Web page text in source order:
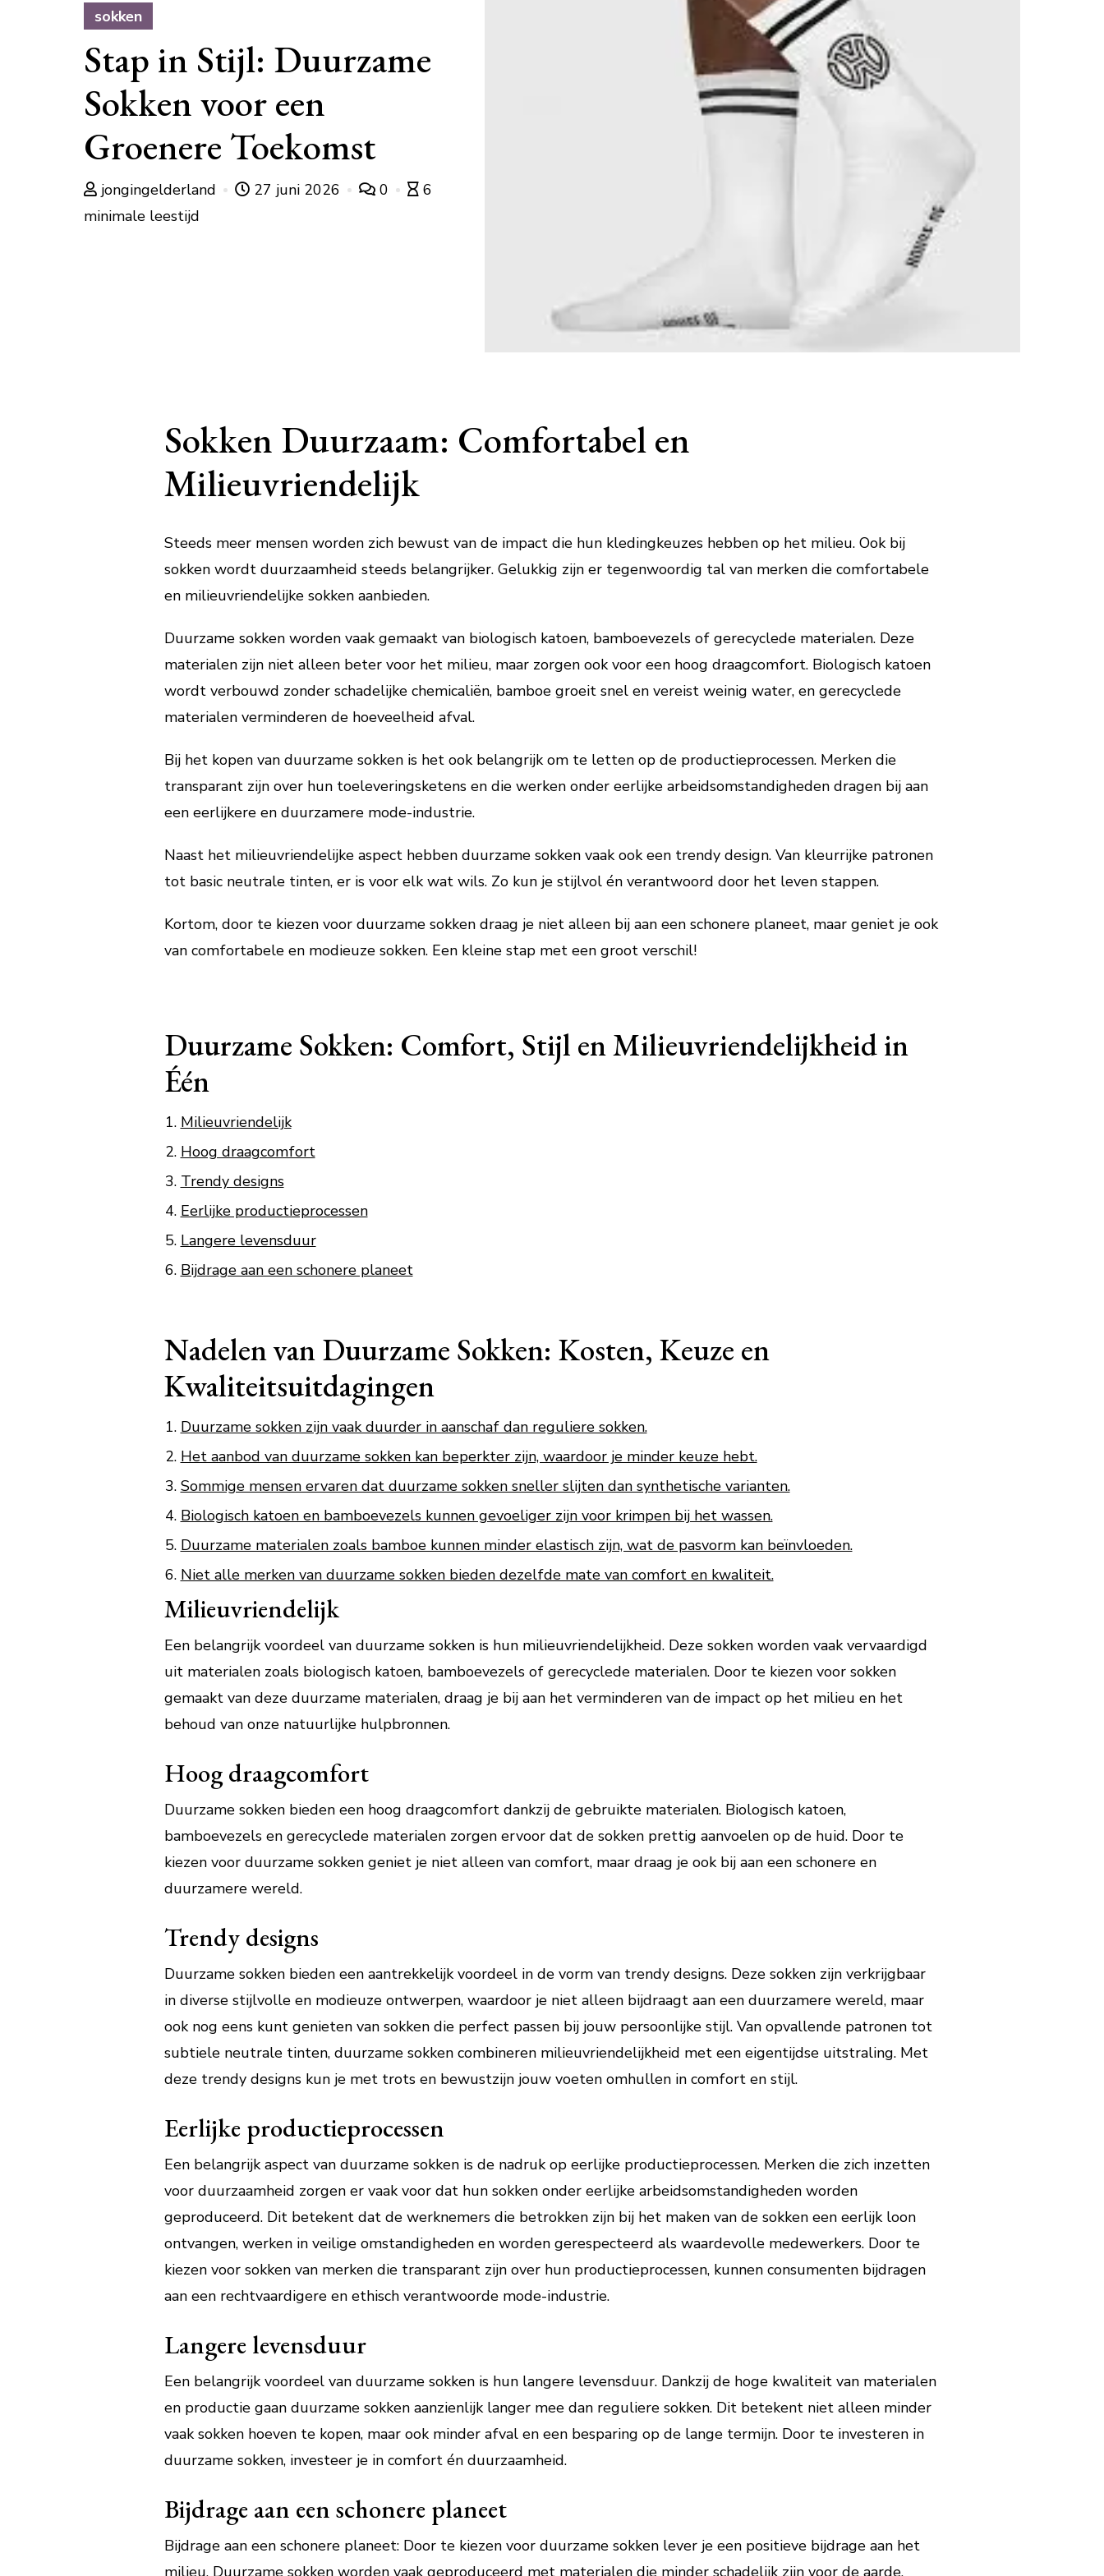
sokken
Stap in Stijl: Duurzame
Sokken voor een
Groenere Toekomst
jongingelderland 27 juni 2026 0
6
minimale leestijd
Sokken Duurzaam: Comfortabel en
Milieuvriendelijk
Steeds meer mensen worden zich bewust van de impact die hun kledingkeuzes hebben op het milieu. Ook bij
sokken wordt duurzaamheid steeds belangrijker. Gelukkig zijn er tegenwoordig tal van merken die comfortabele
en milieuvriendelijke sokken aanbieden.
Duurzame sokken worden vaak gemaakt van biologisch katoen, bamboevezels of gerecyclede materialen. Deze
materialen zijn niet alleen beter voor het milieu, maar zorgen ook voor een hoog draagcomfort. Biologisch katoen
wordt verbouwd zonder schadelijke chemicaliën, bamboe groeit snel en vereist weinig water, en gerecyclede
materialen verminderen de hoeveelheid afval.
Bij het kopen van duurzame sokken is het ook belangrijk om te letten op de productieprocessen. Merken die
transparant zijn over hun toeleveringsketens en die werken onder eerlijke arbeidsomstandigheden dragen bij aan
een eerlijkere en duurzamere mode-industrie.
Naast het milieuvriendelijke aspect hebben duurzame sokken vaak ook een trendy design. Van kleurrijke patronen
tot basic neutrale tinten, er is voor elk wat wils. Zo kun je stijlvol én verantwoord door het leven stappen.
Kortom, door te kiezen voor duurzame sokken draag je niet alleen bij aan een schonere planeet, maar geniet je ook
van comfortabele en modieuze sokken. Een kleine stap met een groot verschil!
Duurzame Sokken: Comfort, Stijl en Milieuvriendelijkheid in
Één
Milieuvriendelijk
Hoog draagcomfort
Trendy designs
Eerlijke productieprocessen
Langere levensduur
Bijdrage aan een schonere planeet
Nadelen van Duurzame Sokken: Kosten, Keuze en
Kwaliteitsuitdagingen
Duurzame sokken zijn vaak duurder in aanschaf dan reguliere sokken.
Het aanbod van duurzame sokken kan beperkter zijn, waardoor je minder keuze hebt.
Sommige mensen ervaren dat duurzame sokken sneller slijten dan synthetische varianten.
Biologisch katoen en bamboevezels kunnen gevoeliger zijn voor krimpen bij het wassen.
Duurzame materialen zoals bamboe kunnen minder elastisch zijn, wat de pasvorm kan beïnvloeden.
Niet alle merken van duurzame sokken bieden dezelfde mate van comfort en kwaliteit.
Milieuvriendelijk
Een belangrijk voordeel van duurzame sokken is hun milieuvriendelijkheid. Deze sokken worden vaak vervaardigd
uit materialen zoals biologisch katoen, bamboevezels of gerecyclede materialen. Door te kiezen voor sokken
gemaakt van deze duurzame materialen, draag je bij aan het verminderen van de impact op het milieu en het
behoud van onze natuurlijke hulpbronnen.
Hoog draagcomfort
Duurzame sokken bieden een hoog draagcomfort dankzij de gebruikte materialen. Biologisch katoen,
bamboevezels en gerecyclede materialen zorgen ervoor dat de sokken prettig aanvoelen op de huid. Door te
kiezen voor duurzame sokken geniet je niet alleen van comfort, maar draag je ook bij aan een schonere en
duurzamere wereld.
Trendy designs
Duurzame sokken bieden een aantrekkelijk voordeel in de vorm van trendy designs. Deze sokken zijn verkrijgbaar
in diverse stijlvolle en modieuze ontwerpen, waardoor je niet alleen bijdraagt aan een duurzamere wereld, maar
ook nog eens kunt genieten van sokken die perfect passen bij jouw persoonlijke stijl. Van opvallende patronen tot
subtiele neutrale tinten, duurzame sokken combineren milieuvriendelijkheid met een eigentijdse uitstraling. Met
deze trendy designs kun je met trots en bewustzijn jouw voeten omhullen in comfort en stijl.
Eerlijke productieprocessen
Een belangrijk aspect van duurzame sokken is de nadruk op eerlijke productieprocessen. Merken die zich inzetten
voor duurzaamheid zorgen er vaak voor dat hun sokken onder eerlijke arbeidsomstandigheden worden
geproduceerd. Dit betekent dat de werknemers die betrokken zijn bij het maken van de sokken een eerlijk loon
ontvangen, werken in veilige omstandigheden en worden gerespecteerd als waardevolle medewerkers. Door te
kiezen voor sokken van merken die transparant zijn over hun productieprocessen, kunnen consumenten bijdragen
aan een rechtvaardigere en ethisch verantwoorde mode-industrie.
Langere levensduur
Een belangrijk voordeel van duurzame sokken is hun langere levensduur. Dankzij de hoge kwaliteit van materialen
en productie gaan duurzame sokken aanzienlijk langer mee dan reguliere sokken. Dit betekent niet alleen minder
vaak sokken hoeven te kopen, maar ook minder afval en een besparing op de lange termijn. Door te investeren in
duurzame sokken, investeer je in comfort én duurzaamheid.
Bijdrage aan een schonere planeet
Bijdrage aan een schonere planeet: Door te kiezen voor duurzame sokken lever je een positieve bijdrage aan het
milieu. Duurzame sokken worden vaak geproduceerd met materialen die minder schadelijk zijn voor de aarde,